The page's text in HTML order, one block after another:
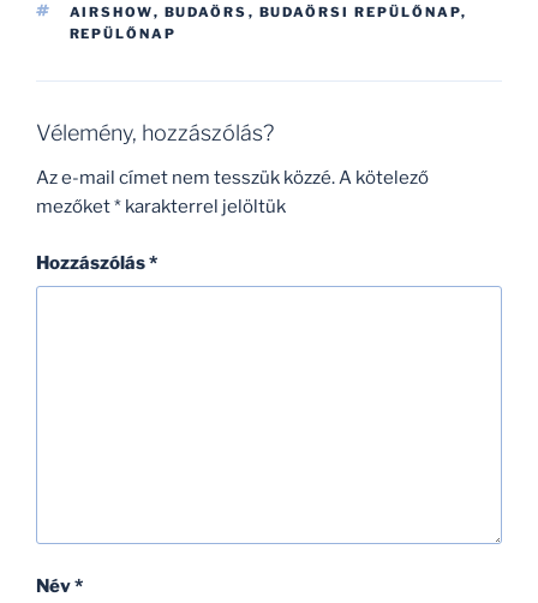
CÍMKÉK
AIRSHOW, BUDAÖRS , BUDAÖRSI REPÜLŐNAP,
REPÜLŐNAP
Vélemény, hozzászólás?
Az e-mail címet nem tesszük közzé.A kötelező
mezőket* karakterrel jelöltük
Hozzászólás*
Név*